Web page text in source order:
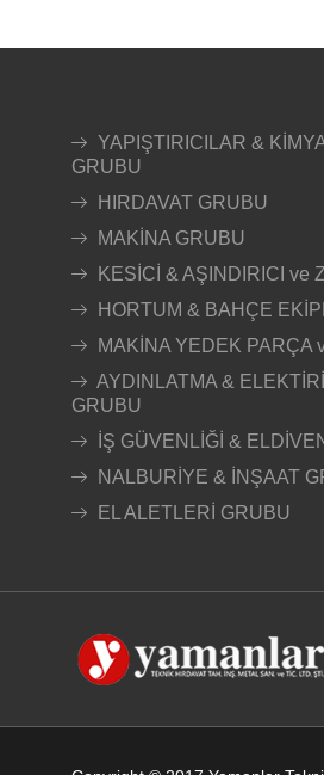
YAPIŞTIRICILAR &
GRUBU
HIRDAVAT GRUBU
MAKİNA GRUBU
KESİCİ & AŞINDIRICI ve
HORTUM & BAHÇE
MAKİNA YEDEK PARÇA
AYDINLATMA &
GRUBU
İŞ GÜVENLİĞİ &
NALBURİYE & İNŞAAT
EL ALETLERİ GRUBU